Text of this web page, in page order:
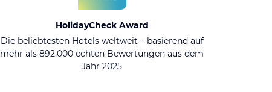
HolidayCheck Award
Die beliebtesten Hotels weltweit – basierend auf
mehr als 892.000 echten Bewertungen aus dem
Jahr 2025